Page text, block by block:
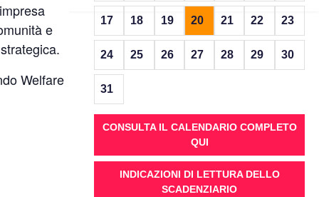
e
Welfare
17 18 19 20 21 22 23
24 25 26 27 28 29 30
31
CONSULTA IL CALENDARIO COMPLETO
QUI
INDICAZIONI DI LETTURA DELLO
SCADENZIARIO